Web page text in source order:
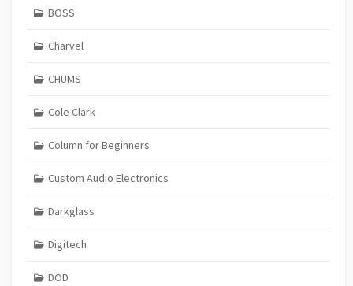
BOSS
Charvel
CHUMS
Cole Clark
Column for Beginners
Custom Audio Electronics
Darkglass
Digitech
DOD